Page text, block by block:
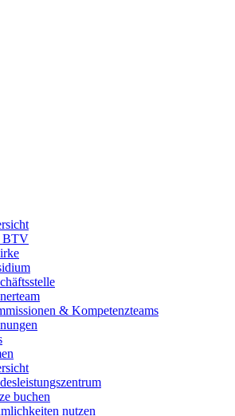
BTV
& Kompetenzteams
buchen
nutzen